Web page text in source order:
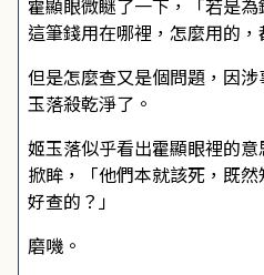
霍顯眼微瞇了一下，「若是
這筆錢用在哪裡，怎麼用的，
但是怎麼查又是個問題，因
玉落殺乾淨了。
姬玉落似乎看出霍顯眼裡的
掀眸，「他們本就該死，既
好查的？」
磨嘰。